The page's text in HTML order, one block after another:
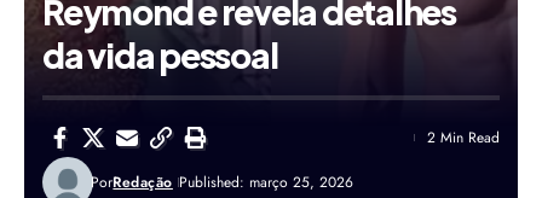
Reymond e revela detalhes
da vida pessoal
PorRedação Published: março 25, 2026
2 Min Read